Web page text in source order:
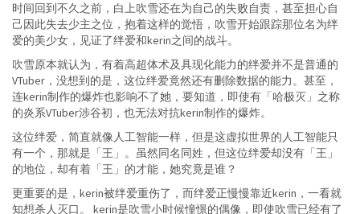
时间回到不久之前，白上吹雪还在为自己的失败自责，甚至担心自
己因此失去少主之位，抱着这样的觉悟，吹雪开始跟踪那位名为绊
爱的美少女，见证了绊爱和kerin之间的战斗。
吹雪原本就认为，有着高超体术及具现化能力的绊爱并不是普通的
VTuber，没想到的是，这位绊爱竟然还有删除数据的能力。甚至，
连kerin制作的爆炸也影响不了她，要知道，即使有「哈极灭」之称
的炎系VTuber涉谷初，也无法对抗kerin制作的爆炸。
这位绊爱，简直就像人工智能一样，但是这虚拟世界的人工智能只
有一个，那就是「王」。虽然同名同姓，但这位绊爱却没有「王」
的地位，却有着「王」的才能，她究竟是谁？
更重要的是，kerin被绊爱重伤了，而绊爱正慢慢靠近kerin，一看就
知想杀人灭口。 kerin是吹雪小时候憧憬的偶像，即使吹雪已经有了